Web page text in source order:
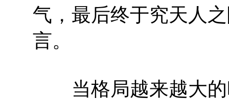
气，最后终于究天人
言。
当格局越来越大的